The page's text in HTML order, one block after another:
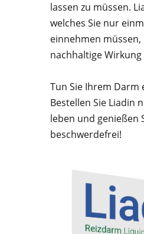
lassen zu müssen.
welches Sie nur
einnehmen müssen,
nachhaltige Wirkung
Tun Sie Ihrem Darm
Bestellen Sie Liadin
leben und genießen
beschwerdefrei!